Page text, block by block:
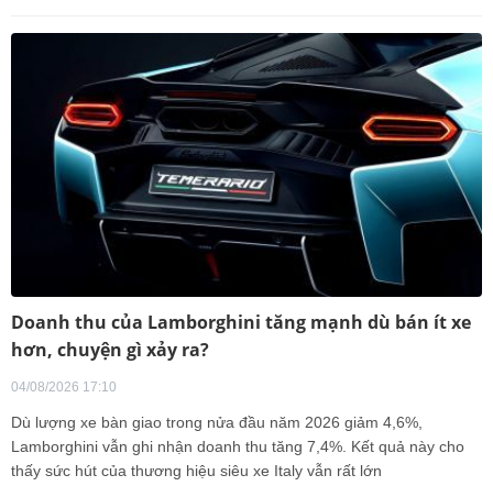
Doanh thu của Lamborghini tăng mạnh dù bán ít xe
hơn, chuyện gì xảy ra?
04/08/2026 17:10
Dù lượng xe bàn giao trong nửa đầu năm 2026 giảm 4,6%,
Lamborghini vẫn ghi nhận doanh thu tăng 7,4%. Kết quả này cho
thấy sức hút của thương hiệu siêu xe Italy vẫn rất lớn